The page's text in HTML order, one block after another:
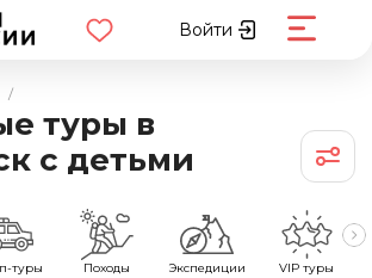
Войти
/
туры в
с детьми
туры Походы Экспедиции VIP туры